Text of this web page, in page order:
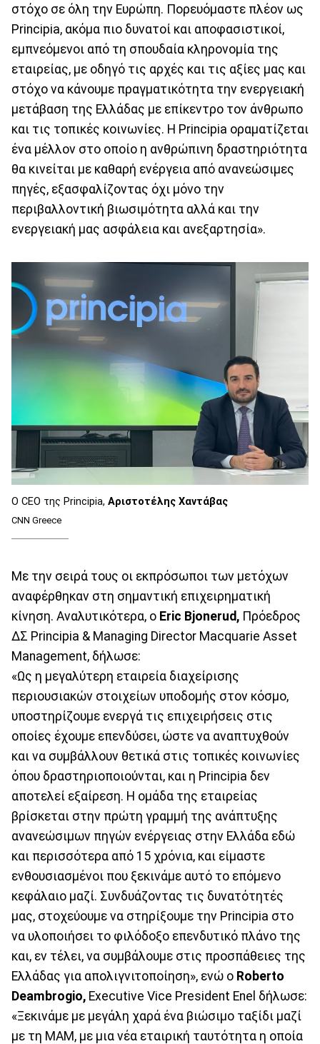
στόχο σε όλη την Ευρώπη. Πορευόμαστε πλέον ως
Principia, ακόμα πιο δυνατοί και αποφασιστικοί,
εμπνεόμενοι από τη σπουδαία κληρονομία της
εταιρείας, με οδηγό τις αρχές και τις αξίες μας και
στόχο να κάνουμε πραγματικότητα την ενεργειακή
μετάβαση της Ελλάδας με επίκεντρο τον άνθρωπο
και τις τοπικές κοινωνίες. H Principia οραματίζεται
ένα μέλλον στο οποίο η ανθρώπινη δραστηριότητα
θα κινείται με καθαρή ενέργεια από ανανεώσιμες
πηγές, εξασφαλίζοντας όχι μόνο την
περιβαλλοντική βιωσιμότητα αλλά και την
ενεργειακή μας ασφάλεια και ανεξαρτησία».
O CEO της Principia, Αριστοτέλης Χαντάβας
CNN Greece
Με την σειρά τους οι εκπρόσωποι των μετόχων
αναφέρθηκαν στη σημαντική επιχειρηματική
κίνηση. Αναλυτικότερα, ο Eric Bjonerud, Πρόεδρος
ΔΣ Principia & Managing Director Macquarie Asset
Management, δήλωσε:
«Ως η μεγαλύτερη εταιρεία διαχείρισης
περιουσιακών στοιχείων υποδομής στον κόσμο,
υποστηρίζουμε ενεργά τις επιχειρήσεις στις
οποίες έχουμε επενδύσει, ώστε να αναπτυχθούν
και να συμβάλλουν θετικά στις τοπικές κοινωνίες
όπου δραστηριοποιούνται, και η Principia δεν
αποτελεί εξαίρεση. Η ομάδα της εταιρείας
βρίσκεται στην πρώτη γραμμή της ανάπτυξης
ανανεώσιμων πηγών ενέργειας στην Ελλάδα εδώ
και περισσότερα από 15 χρόνια, και είμαστε
ενθουσιασμένοι που ξεκινάμε αυτό το επόμενο
κεφάλαιο μαζί. Συνδυάζοντας τις δυνατότητές
μας, στοχεύουμε να στηρίξουμε την Principia στο
να υλοποιήσει το φιλόδοξο επενδυτικό πλάνο της
και, εν τέλει, να συμβάλουμε στις προσπάθειες της
Ελλάδας για απολιγνιτοποίηση», ενώ ο Roberto
Deambrogio, Executive Vice President Enel δήλωσε:
«Ξεκινάμε με μεγάλη χαρά ένα βιώσιμο ταξίδι μαζί
με τη ΜΑΜ, με μια νέα εταιρική ταυτότητα η οποία